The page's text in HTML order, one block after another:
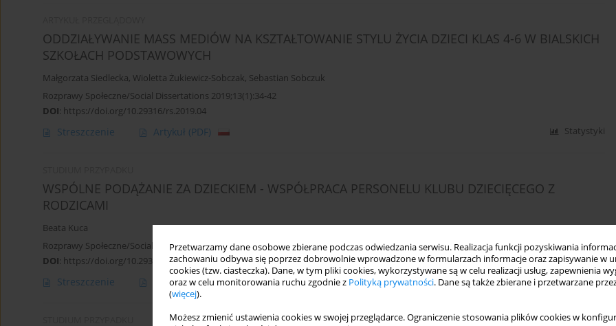
Przetwarzamy dane osobowe zbierane podczas odwiedzania serwisu. Realizacja funkcji pozyskiwania
zachowaniu odbywa się poprzez dobrowolnie wprowadzone w formularzach informacje oraz zapisywanie w
cookies (tzw. ciasteczka). Dane, w tym pliki cookies, wykorzystywane są w celu realizacji usług, zapewnienia
oraz w celu monitorowania ruchu zgodnie z Polityką prywatności. Dane są także zbierane i przetwarzane
(więcej).
Możesz zmienić ustawienia cookies w swojej przeglądarce. Ograniczenie stosowania plików cookies w
ODDZIAŁYWANIE MASS MEDIÓW NA KSZTAŁTOWANIE STYLU ŻYCIA DZIECI KLAS 4-6 W BIALSKICH
SZKOŁACH PODSTAWOWYCH
Małgorzata Siedlecka, Wioletta Żukiewicz-Sobczak, Sebastian Sobczuk
Rozprawy Społeczne/Social Dissertations 2019;13(1):34-42
DOI: https://doi.org/10.29316/rs.2019.04
Streszczenie Artykuł (PDF) Statystyki
WSPÓLNE PODĄŻANIE ZA DZIECKIEM - WSPÓŁPRACA PERSONELU KLUBU DZIECIĘCEGO Z
RODZICAMI
Beata Kuca
Rozprawy Społeczne/Social Dissertations 2019;13(1):43-48
DOI: https://doi.org/10.29316/rs.2019.05
Streszczenie Artykuł(PDF) Statystyki